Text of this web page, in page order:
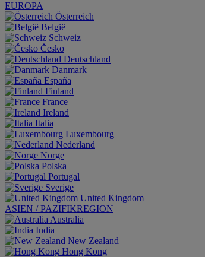
EUROPA
Österreich
België
Schweiz
Česko
Deutschland
Danmark
España
Finland
France
Ireland
Italia
Luxembourg
Nederland
Norge
Polska
Portugal
Sverige
United Kingdom
ASIEN / PAZIFIKREGION
Australia
India
New Zealand
Hong Kong